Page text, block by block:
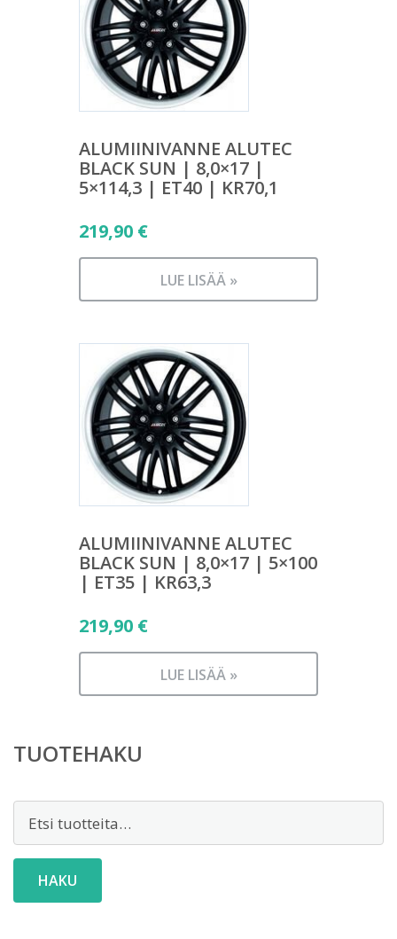
ALUMIINIVANNE ALUTEC
BLACK SUN | 8,0×17 |
5×114,3 | ET40 | KR70,1
219,90 €
LUE LISÄÄ »
ALUMIINIVANNE ALUTEC
BLACK SUN | 8,0×17 | 5×100
| ET35 | KR63,3
219,90 €
LUE LISÄÄ »
TUOTEHAKU
HAKU